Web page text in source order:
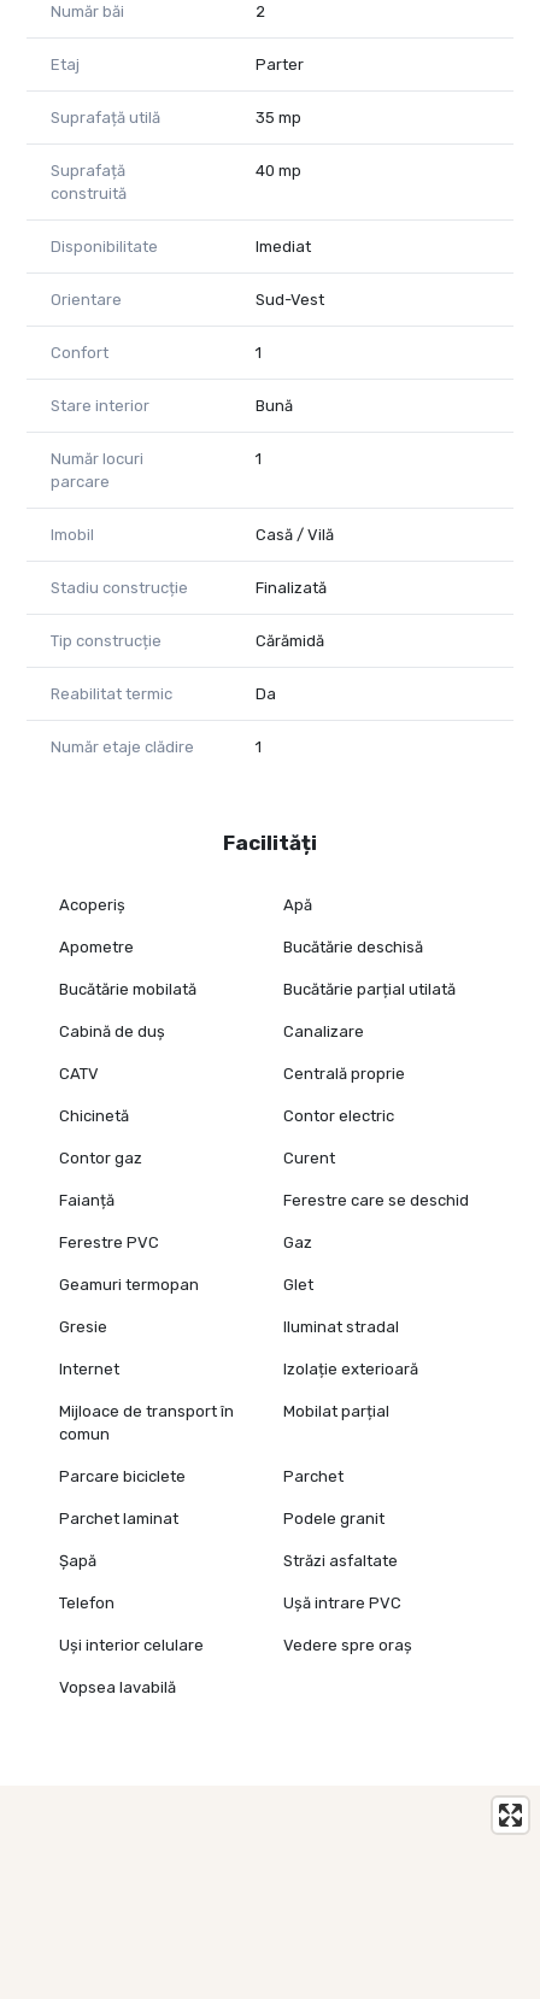
Număr băi 2
Etaj Parter
Suprafață utilă 35 mp
Suprafață
construită
40 mp
Disponibilitate Imediat
Orientare Sud-Vest
Confort 1
Stare interior Bună
Număr locuri
parcare
1
Imobil Casă / Vilă
Stadiu construcție Finalizată
Tip construcție Cărămidă
Reabilitat termic Da
Număr etaje clădire 1
Facilități
Acoperiș Apă
Apometre Bucătărie deschisă
Bucătărie mobilată Bucătărie parțial utilată
Cabină de duș Canalizare
CATV Centrală proprie
Chicinetă Contor electric
Contor gaz Curent
Faianță Ferestre care se deschid
Ferestre PVC Gaz
Geamuri termopan Glet
Gresie Iluminat stradal
Internet Izolație exterioară
Mijloace de transport în
comun
Mobilat parțial
Parcare biciclete Parchet
Parchet laminat Podele granit
Șapă Străzi asfaltate
Telefon Ușă intrare PVC
Uși interior celulare Vedere spre oraș
Vopsea lavabilă